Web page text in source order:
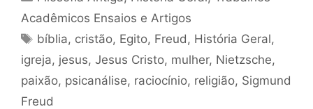
Acadêmicos Ensaios e Artigos
Tags
bíblia, cristão, Egito, Freud , História Geral,
igreja, jesus, Jesus Cristo, mulher, Nietzsche,
paixão, psicanálise, raciocínio, religião, Sigmund
Freud